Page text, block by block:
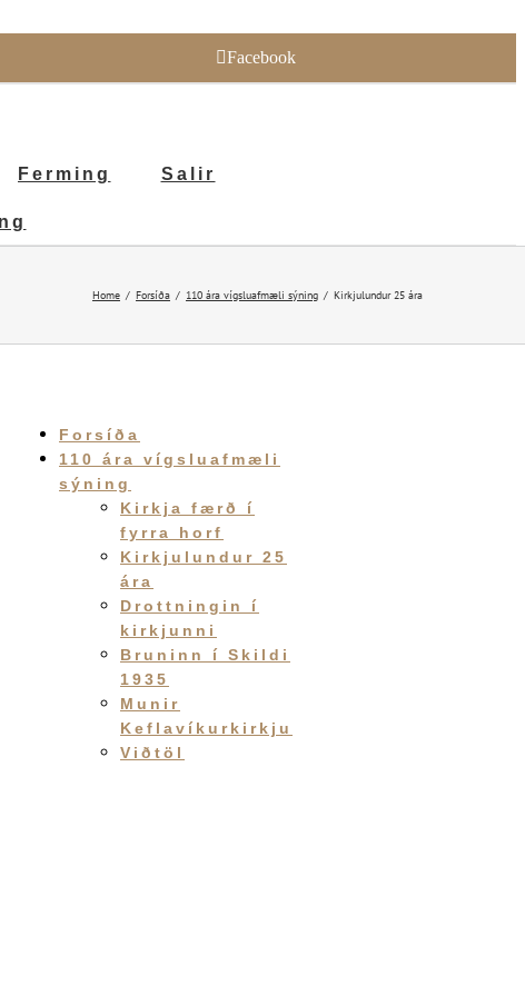
Facebook
Ferming Salir
Home Forsíða 110 ára vígsluafmæli sýning Kirkjulundur 25 ára
Forsíða
110 ára vígsluafmæli
sýning
Kirkja færð í
fyrra horf
Kirkjulundur 25
ára
Drottningin í
kirkjunni
Bruninn í Skildi
1935
Munir
Keflavíkurkirkju
Viðtöl